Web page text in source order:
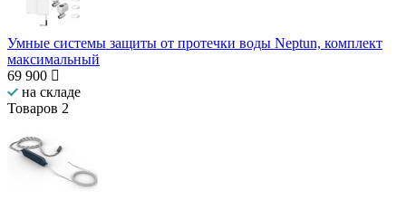
Умные системы защиты от протечки воды Neptun, комплект
максимальный
69 900
на складе
Товаров 2